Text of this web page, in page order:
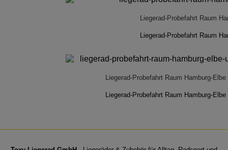
Liegerad-Probefahrt Raum
Liegerad-Probefahrt Raum
Liegerad-Probefahrt Raum Hamburg-
Liegerad-Probefahrt Raum Hamburg-